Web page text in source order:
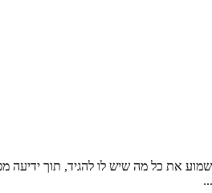
את כל מה שיש לו להגיד, תוך ידיעה